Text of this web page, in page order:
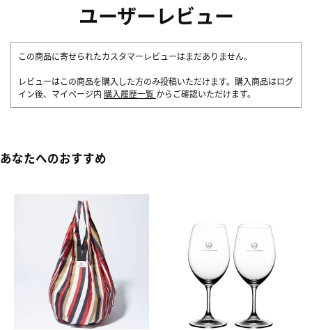
ユーザーレビュー
この商品に寄せられたカスタマーレビューはまだありません。
レビューはこの商品を購入した方のみ投稿いただけます。購入商品はログ
イン後、マイページ内 購入履歴一覧 からご確認いただけます。
あなたへのおすすめ